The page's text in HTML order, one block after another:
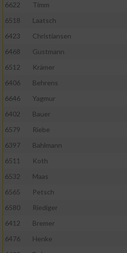
6622
Timm
6518
Laatsch
6423
Christiansen
6468
Gustmann
6512
Krämer
6406
Behrens
6646
Yagmur
6402
Bauer
6579
Riebe
6397
Bahlmann
6511
Koth
6532
Maas
6565
Petsch
6580
Riediger
6412
Bremer
6476
Henke